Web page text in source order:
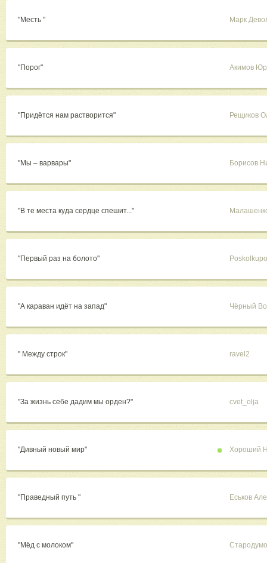
"Месть " Марк
"Порог" Акимов
"Придётся нам растворится" Рещиков
"Мы – варвары" Борисов
"В те места куда сердце спешит..."
"Первый раз на болото"
"А караван идёт на запад" Чёрный
" Между строк" ravel2
"За жизнь себе дадим мы орден?" cvet_olja
"Дивный новый мир" Хороший
"Праведный путь " Еськов
"Мёд с молоком"